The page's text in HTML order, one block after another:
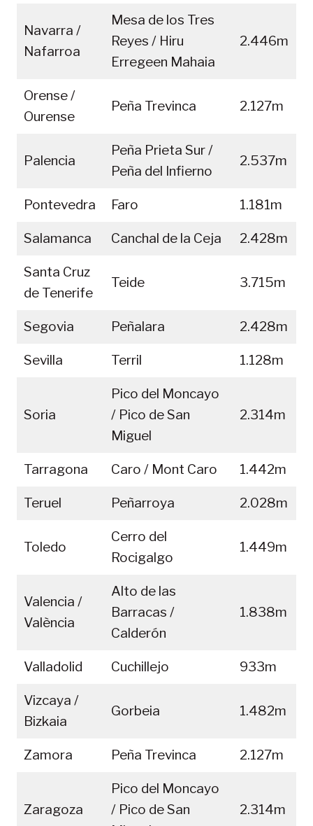
Navarra /
Nafarroa
Mesa de los Tres
Reyes / Hiru
Erregeen Mahaia
2.446m
Orense /
Ourense
Peña Trevinca 2.127m
Palencia
Peña Prieta Sur /
Peña del Infierno
2.537m
Pontevedra Faro 1.181m
Salamanca Canchal de la Ceja 2.428m
Santa Cruz
de Tenerife
Teide 3.715m
Segovia Peñalara 2.428m
Sevilla Terril 1.128m
Soria
Pico del Moncayo
/ Pico de San
Miguel
2.314m
Tarragona Caro / Mont Caro 1.442m
Teruel Peñarroya 2.028m
Toledo
Cerro del
Rocigalgo
1.449m
Valencia /
València
Alto de las
Barracas /
Calderón
1.838m
Valladolid Cuchillejo 933m
Vizcaya /
Bizkaia
Gorbeia 1.482m
Zamora Peña Trevinca 2.127m
Zaragoza
Pico del Moncayo
/ Pico de San
2.314m